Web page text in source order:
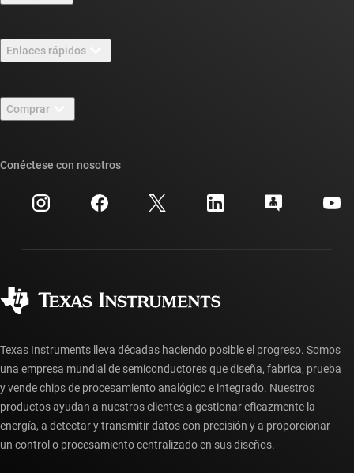
Carreras laborales
Sala de redacción
Eventos
Relaciones con los inversionistas
Enlaces rápidos
Foros de soporte de diseño de TI E2E™
Búsqueda de referencias cruzadas
Centro de atención al cliente
Preguntas frecuentes sobre la cuenta myTI
Comprar
Preguntas frecuentes sobre pedidos
Conéctese con nosotros
Texas Instruments lleva décadas haciendo posible el progreso. Somos
una empresa mundial de semiconductores que diseña, fabrica, prueba
y vende chips de procesamiento analógico e integrado. Nuestros
productos ayudan a nuestros clientes a gestionar eficazmente la
energía, a detectar y transmitir datos con precisión y a proporcionar
un control o procesamiento centralizado en sus diseños.